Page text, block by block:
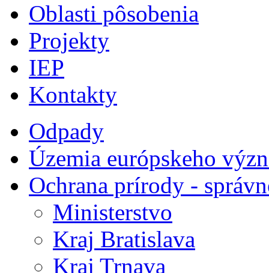
Oblasti pôsobenia
Projekty
IEP
Kontakty
Odpady
Územia európskeho
Ochrana prírody -
Ministerstvo
Kraj Bratislava
Kraj Trnava